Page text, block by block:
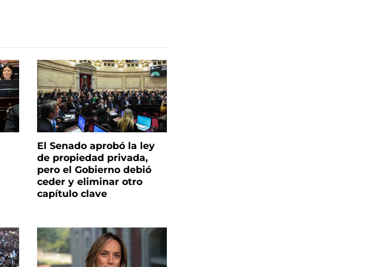
El Senado aprobó la ley
de propiedad privada,
pero el Gobierno debió
ceder y eliminar otro
capítulo clave